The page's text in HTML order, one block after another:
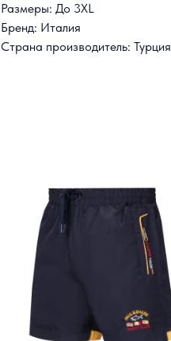
Размеры: До 3XL
Бренд: Италия
Страна производитель: Турция